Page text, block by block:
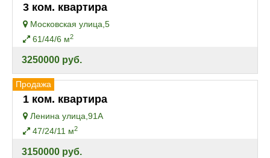
3 ком. квартира
Московская улица,5
61/44/6 м2
3250000 руб.
Продажа
1 ком. квартира
Ленина улица,91А
47/24/11 м2
3150000 руб.